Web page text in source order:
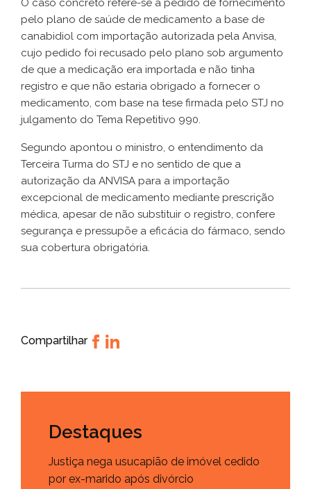
O caso concreto refere-se a pedido de fornecimento
pelo plano de saúde de medicamento a base de
canabidiol com importação autorizada pela Anvisa,
cujo pedido foi recusado pelo plano sob argumento
de que a medicação era importada e não tinha
registro e que não estaria obrigado a fornecer o
medicamento, com base na tese firmada pelo STJ no
julgamento do Tema Repetitivo 990.
Segundo apontou o ministro, o entendimento da
Terceira Turma do STJ e no sentido de que a
autorização da ANVISA para a importação
excepcional de medicamento mediante prescrição
médica, apesar de não substituir o registro, confere
segurança e pressupõe a eficácia do fármaco, sendo
sua cobertura obrigatória.
Compartilhar
Destaques
Justiça nega usucapião de imóvel cedido
por ex-marido após divórcio